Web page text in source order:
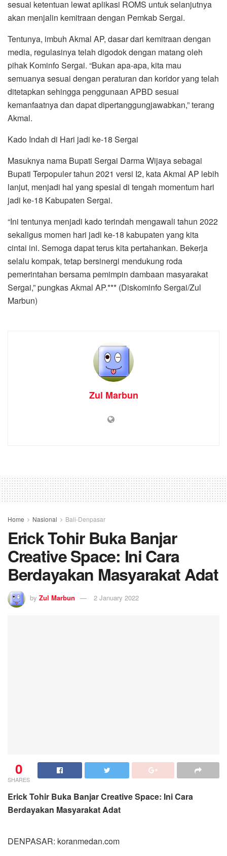
sesuai ketentuan lewat aplikasi ROMS untuk selanjutnya
akan menjalin kemitraan dengan Pemkab Sergai.
Tentunya, imbuh Akmal AP, dasar dari kemitraan dengan
media, regulasinya telah digodok dengan matang oleh
pihak Kominfo Sergai. “Bukan apa-apa, kita mau
semuanya sesuai dengan peraturan dan koridor yang telah
ditetapkan sehingga penggunaan APBD sesuai
kemanfaatnya dan dapat dipertanggungjawabkan,” terang
Akmal.
Kado Indah di Hari jadi ke-18 Sergai
Masuknya nama Bupati Sergai Darma Wijaya sebagai
Bupati Terpopuler tahun 2021 versi I2, kata Akmal AP lebih
lanjut, menjadi hal yang spesial di tengah momentum hari
jadi ke-18 Kabupaten Sergai.
“Ini tentunya menjadi kado terindah mengawali tahun 2022
sekaligus momen hari jadi ke-18 kabupaten yang kita
cintai ini. Semoga dapat terus kita pertahankan. Bekerja
selalu kompak, tetap bersinergi mendukung roda
pemerintahan bersama pemimpin dambaan masyarakat
Sergai,” pungkas Akmal AP.*** (Diskominfo Sergai/Zul
Marbun)
Zul Marbun
Home Nasional Bali-Denpasar
Erick Tohir Buka Banjar
Creative Space: Ini Cara
Berdayakan Masyarakat Adat
by Zul Marbun 2 January 2022
0
SHARES
Erick Tohir Buka Banjar Creative Space: Ini Cara
Berdayakan Masyarakat Adat
DENPASAR: koranmedan.com